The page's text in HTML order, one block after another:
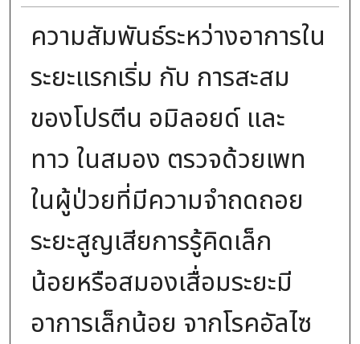
ความสัมพันธ์ระหว่างอาการใน
ระยะแรกเริ่ม กับ การสะสม
ของโปรตีน อมิลอยด์ และ
ทาว ในสมอง ตรวจด้วยเพท
ในผู้ป่วยที่มีความจำถดถอย
ระยะสูญเสียการรู้คิดเล็ก
น้อยหรือสมองเสื่อมระยะมี
อาการเล็กน้อย จากโรคอัลไซ